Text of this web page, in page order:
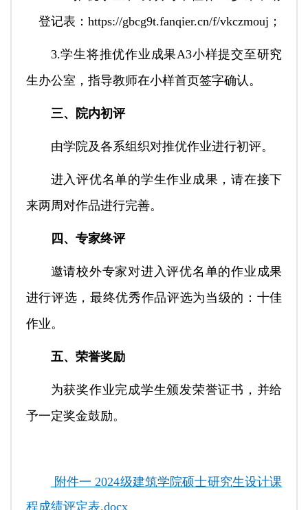
登记表：https://gbcg9t.fanqier.cn/f/vkczmouj；
3.学生将推优作业成果A3小样提交至研究
生办公室，指导教师在小样首页签字确认。
三、院内初评
由学院及各系组织对推优作业进行初评。
进入评优名单的学生作业成果，请在接下
来两周对作品进行完善。
四、专家终评
邀请校外专家对进入评优名单的作业成果
进行评选，最终优秀作品评选为当级的：十佳
作业。
五、荣誉奖励
为获奖作业完成学生颁发荣誉证书，并给
予一定奖金鼓励。
附件一 2024级建筑学院硕士研究生设计课
程成绩评定表.docx